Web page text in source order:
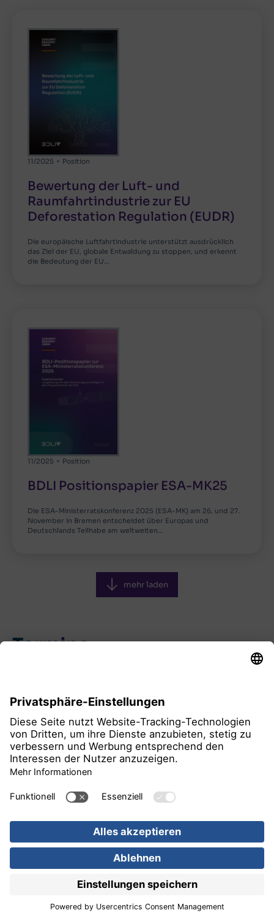
11/2025 Position
Bewertung der Luft- und
Raumfahrtindustrie zur EU
Deforestation Regulation (EUDR)
Die europäische Luftfahrtindustrie unterstützt ausdrücklich
das Ziel der EU, globale Entwaldung zu stoppen, und erkennt
die Bedeutung der EU…
11/2025 Position
BDLI Positionspapier ESA-MK25
Die ESA-Ministerratskonferenz 2025 (ESA-MK) am 26. und 27.
November in Bremen entscheidet über Europas und
Deutschlands Teilhabe am weltweiten…
mehr laden
Termine
alle Termine
22.09.2026
20. Tag der Deutschen Luft- und
Raumfahrtregionen